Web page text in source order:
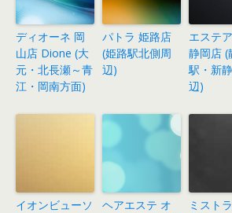
ディオーネ 岡
山店 Dione (大
元・北長瀬～青
江・岡南方面)
パトラ 姫路店
(姫路駅北側周
辺)
エステ
静岡店 (
駅・新
辺)
イオンビューソ
ヘアエステ オ
ミスト